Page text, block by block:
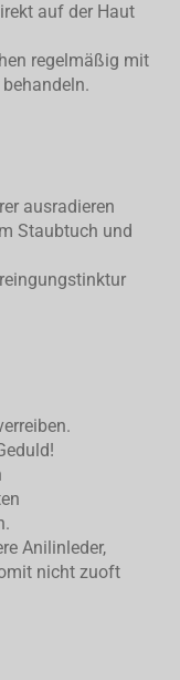
auf der Haut
regelmäßig mit
ausradieren
Staubtuch und
Anilinleder,
nicht zuoft